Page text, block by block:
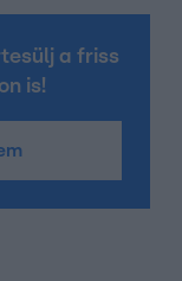
a friss
is!